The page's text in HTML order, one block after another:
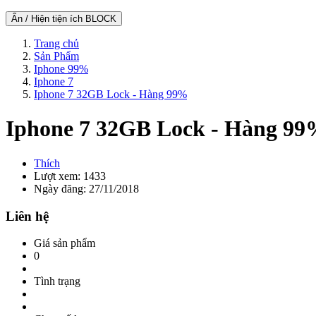
Ẩn / Hiện tiện ích BLOCK
Trang chủ
Sản Phẩm
Iphone 99%
Iphone 7
Iphone 7 32GB Lock - Hàng 99%
Iphone 7 32GB Lock - Hàng
Thích
Lượt xem: 1433
Ngày đăng: 27/11/2018
Liên hệ
Giá sản phẩm
0
Tình trạng